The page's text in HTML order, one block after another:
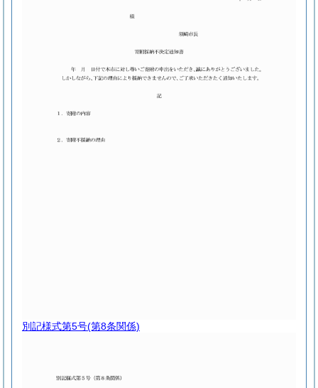
別記様式第5号(第8条関係)